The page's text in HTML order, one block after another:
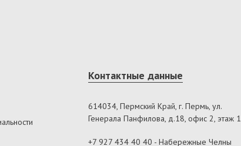
Контактные данные
614034, Пермский Край, г. Пермь, ул.
Генерала Панфилова, д.18, офис 2, этаж 1
+7 927 434 40 40 - Набережные Челны